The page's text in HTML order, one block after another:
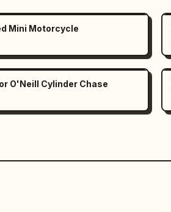
Mini Motorcycle
O'Neill Cylinder Chase